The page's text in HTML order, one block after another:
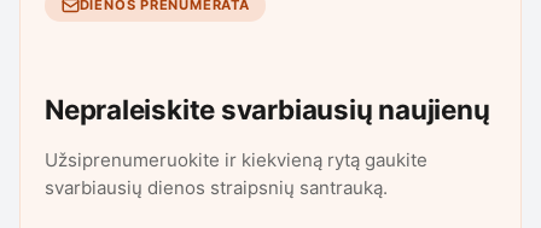
DIENOS PRENUMERATA
Nepraleiskite svarbiausių naujienų
Užsiprenumeruokite ir kiekvieną rytą gaukite
svarbiausių dienos straipsnių santrauką.